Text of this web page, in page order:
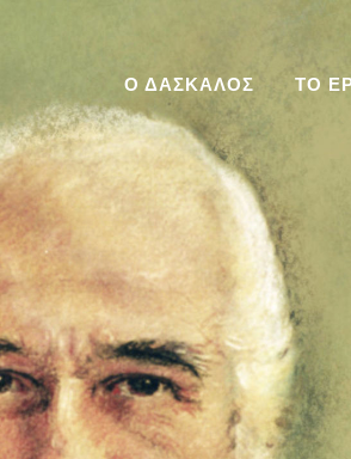
Ο ΔΑΣΚΑΛΟΣ ΤΟ